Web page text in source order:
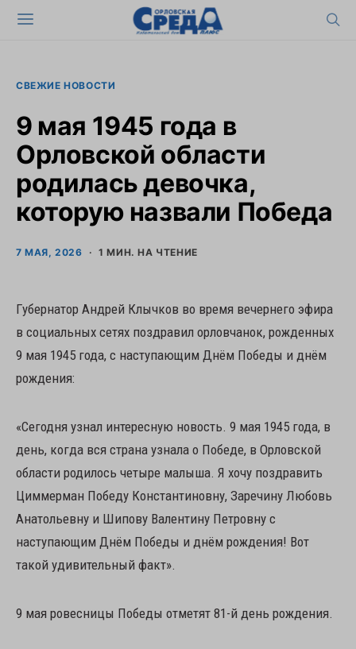
СВЕЖИЕ НОВОСТИ
9 мая 1945 года в
Орловской области
родилась девочка,
которую назвали Победа
7 МАЯ, 2026 1 МИН. НА ЧТЕНИЕ
Губернатор Андрей Клычков во время вечернего эфира
в социальных сетях поздравил орловчанок, рожденных
9 мая 1945 года, с наступающим Днём Победы и днём
рождения:
«Сегодня узнал интересную новость. 9 мая 1945 года, в
день, когда вся страна узнала о Победе, в Орловской
области родилось четыре малыша. Я хочу поздравить
Циммерман Победу Константиновну, Заречину Любовь
Анатольевну и Шипову Валентину Петровну с
наступающим Днём Победы и днём рождения! Вот
такой удивительный факт».
9 мая ровесницы Победы отметят 81-й день рождения.